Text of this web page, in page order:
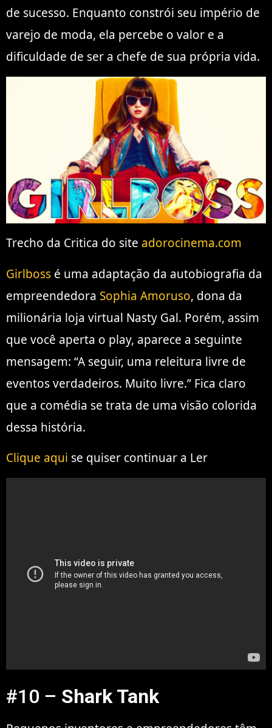
de sucesso. Enquanto constrói seu império de
varejo de moda, ela percebe o valor e a
dificuldade de ser a chefe de sua própria vida.
Trecho da Critica do site adorocinema.com
Girlboss é uma adaptação da autobiografia da
empreendedora Sophia Amoruso, dona da
milionária loja virtual Nasty Gal. Porém, assim
que você aperta o play, aparece a seguinte
mensagem: “A seguir, uma releitura livre de
eventos verdadeiros. Muito livre.” Fica claro
que a comédia se trata de uma visão colorida
dessa história.
Clique aqui se quiser continuar a Ler
#10 – Shark Tank